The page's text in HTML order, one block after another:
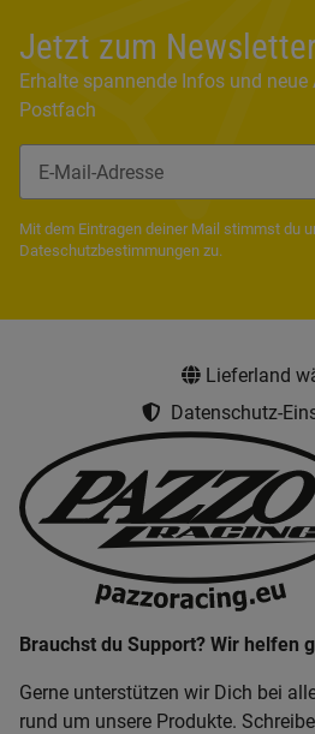
Jetzt zum
Erhalte spannende Infos und
Postfach
Mit dem Eintragen deiner Mail stimmst du
Dateschutzbestimmungen zu.
Lieferland
Datenschutz-
Brauchst du Support? Wir helfen
Gerne unterstützen wir Dich bei
rund um unsere Produkte.